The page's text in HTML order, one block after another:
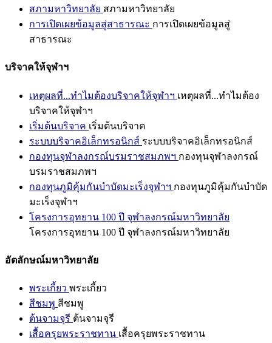
สภามหาวิทยาลัย สภามหาวิทยาลัย
การเปิดเผยข้อมูลสู่สาธารณะ การเปิดเผยข้อมูลสู่
สาธารณะ
บริจาคให้จุฬาฯ
เหตุผลที่...ทำไมต้องบริจาคให้จุฬาฯ เหตุผลที่...ทำไมต้อง
บริจาคให้จุฬาฯ
เริ่มต้นบริจาค เริ่มต้นบริจาค
ระบบบริจาคอิเล็กทรอนิกส์ ระบบบริจาคอิเล็กทรอนิกส์
กองทุนจุฬาลงกรณ์บรมราชสมภพฯ กองทุนจุฬาลงกรณ์
บรมราชสมภพฯ
กองทุนภูมิคุ้มกันบำบัดมะเร็งจุฬาฯ กองทุนภูมิคุ้มกันบำบัด
มะเร็งจุฬาฯ
โครงการอุทยาน 100 ปี จุฬาลงกรณ์มหาวิทยาลัย
โครงการอุทยาน 100 ปี จุฬาลงกรณ์มหาวิทยาลัย
อัตลักษณ์มหาวิทยาลัย
พระเกี้ยว พระเกี้ยว
สีชมพู สีชมพู
ต้นจามจุรี ต้นจามจุรี
เสื้อครุยพระราชทาน เสื้อครุยพระราชทาน